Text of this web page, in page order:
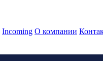
Incoming О компании